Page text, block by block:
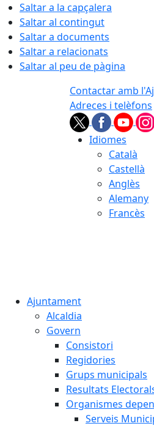
Saltar a la capçalera
Saltar al contingut
Saltar a documents
Saltar a relacionats
Saltar al peu de pàgina
Contactar amb
Adreces i telèfons
Idiomes
Català
Castellà
Anglès
Alemany
Francès
Ajuntament
Alcaldia
Govern
Consistori
Regidories
Grups municipals
Resultats
Organismes
Serveis